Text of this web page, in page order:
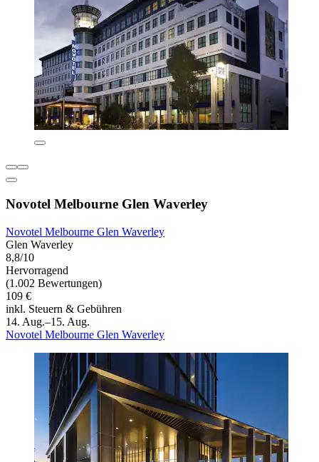
Novotel Melbourne Glen Waverley
Novotel Melbourne Glen Waverley
Glen Waverley
8,8/10
Hervorragend
(1.002 Bewertungen)
109 €
inkl. Steuern & Gebühren
14. Aug.–15. Aug.
Novotel Melbourne Glen Waverley